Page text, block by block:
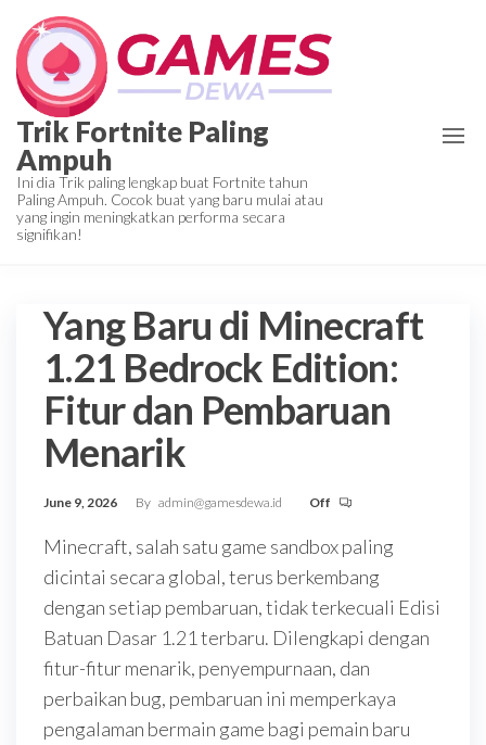
the
content
Trik Fortnite Paling
Ampuh
Ini dia Trik paling lengkap buat Fortnite tahun
Paling Ampuh. Cocok buat yang baru mulai atau
yang ingin meningkatkan performa secara
signifikan!
Yang Baru di Minecraft
1.21 Bedrock Edition:
Fitur dan Pembaruan
Menarik
June 9, 2026 By admin@gamesdewa.id Off
Minecraft, salah satu game sandbox paling
dicintai secara global, terus berkembang
dengan setiap pembaruan, tidak terkecuali Edisi
Batuan Dasar 1.21 terbaru. Dilengkapi dengan
fitur-fitur menarik, penyempurnaan, dan
perbaikan bug, pembaruan ini memperkaya
pengalaman bermain game bagi pemain baru